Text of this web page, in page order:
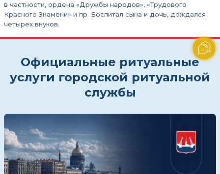
в частности, ордена «Дружбы народов», «Трудового
Красного Знамени» и пр. Воспитал сына и дочь, дождался
четырех внуков.
Официальные ритуальные
услуги городской ритуальной
службы